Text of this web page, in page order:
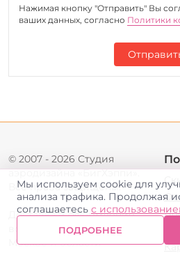
Нажимая кнопку "Отправить" Вы
ваших данных, согласно Политики
© 2007 - 2026 Студия
аэродизайна «БигХэппи».
Все права защищены.
Доставка и оформление
воздушными шарами в
Москве и области
Мы используем cookie для
анализа трафика. Продолжая
соглашаетесь с
ПОДРОБНЕЕ